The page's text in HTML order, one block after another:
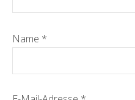
Name *